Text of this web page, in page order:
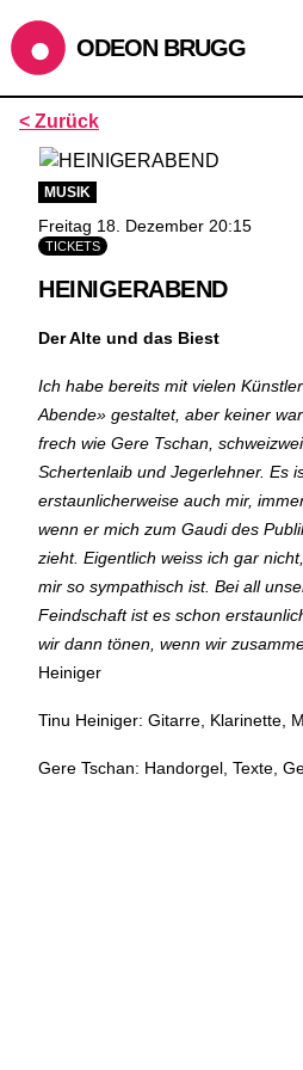
ODEON BRUGG
Anzeigen als:
ÖFFNUNGSZEITEN
1.8.)
Barbetrieb im Geissenschachen
Küche ab 18 bis 20.45 Uhr
Filmstart um 21.30 Uhr
Mittwoch geschlossen
SOMMERÖFFNUNGSZEITEN
CINEMA 2.7. bis 1.9.
BÜHNE2.7. bis 3.9. geschlossen
ZMITTAG2.7. bis 9.8.
BAR+BISTRO10.7. bis 1.8.
Uhr im Geissenschachen
ab dem 10.8. sind wir wieder im
STADTFEST BRUGG
< Zurück
MUSIK
Freitag 18. Dezember 20:15
TICKETS
HEINIGERABEND
Der Alte und das Biest
Ich habe bereits mit vielen
Abende» gestaltet, aber keiner
frech wie Gere Tschan,
Schertenlaib und Jegerlehner. Es
erstaunlicherweise auch mir,
wenn er mich zum Gaudi des
zieht. Eigentlich weiss ich gar
mir so sympathisch ist. Bei all
Feindschaft ist es schon
wir dann tönen, wenn wir
Heiniger
Tinu Heiniger: Gitarre, Klarinette,
Gere Tschan: Handorgel, Texte,